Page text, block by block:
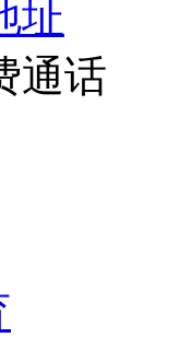
址
通话